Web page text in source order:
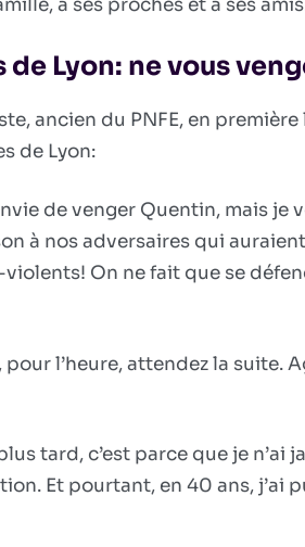
la
antifa
à ses proches et à ses
Lyon: ne vous
ancien du PNFE, en première
de Lyon:
de venger Quentin, mais je
à nos adversaires qui
On ne fait que se
l’heure, attendez la suite.
tard, c’est parce que je n’ai
Et pourtant, en 40 ans, j’ai